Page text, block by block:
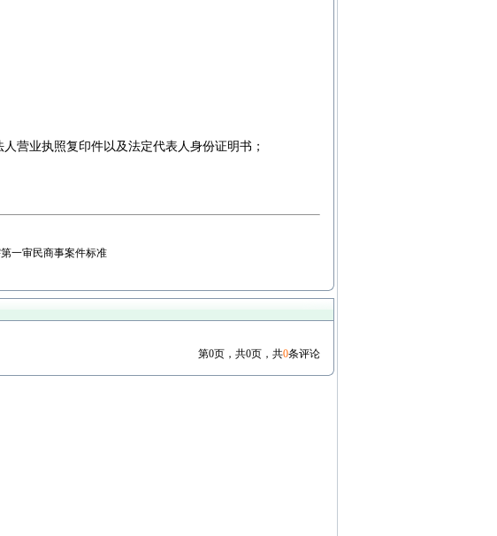
营业执照复印件以及法定代表人身份证明书；
一审民商事案件标准
第0页，共0页，共0条评论